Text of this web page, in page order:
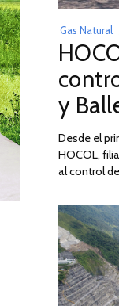
Gas Natural
y
Desde el
HOCOL,
al control